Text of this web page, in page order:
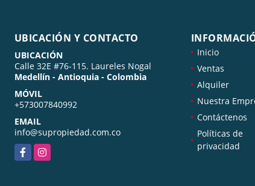
UBICACIÓN Y CONTACTO
UBICACIÓN
Calle 32E #76-115. Laureles Nogal
Medellín - Antioquia - Colombia
MÓVIL
+573007840992
EMAIL
info@supropiedad.com.co
FacebookInstagram
Inicio
Ventas
Alquiler
Nuestra
Contáctenos
Políticas de
privacidad